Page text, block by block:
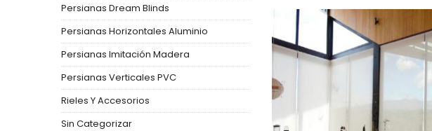
Persianas Dream Blinds
Persianas Horizontales Aluminio
Persianas Imitación Madera
Persianas Verticales PVC
Rieles Y Accesorios
Sin Categorizar